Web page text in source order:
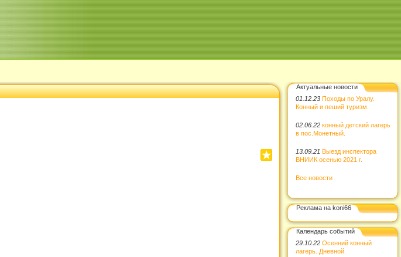
Актуальные новости
01.12.23 Походы по Уралу.
Конный и пеший туризм.
02.06.22 конный детский лагерь
в пос.Монетный.
13.09.21 Выезд инспектора
ВНИИК осенью 2021 г.
Все новости
Реклама на koni66
Календарь событий
29.10.22 Осенний конный
лагерь. Дневной.